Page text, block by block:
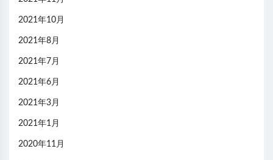
2021年10月
2021年8月
2021年7月
2021年6月
2021年3月
2021年1月
2020年11月